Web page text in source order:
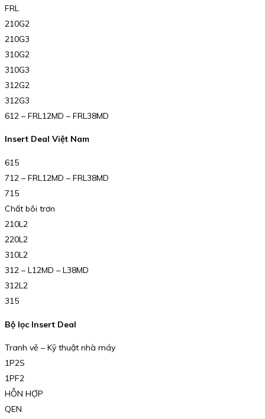
FRL
210G2
210G3
310G2
310G3
312G2
312G3
612 – FRL12MD – FRL38MD
Insert Deal Việt Nam
615
712 – FRL12MD – FRL38MD
715
Chất bôi trơn
210L2
220L2
310L2
312 – L12MD – L38MD
312L2
315
Bộ lọc Insert Deal
Tranh vẽ – Kỹ thuật nhà máy
1P2S
1PF2
HỖN HỢP
QEN